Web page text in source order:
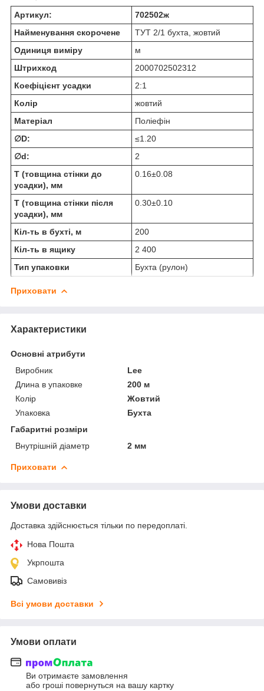
Артикул:
702502ж
Найменування скорочене
ТУТ 2/1 бухта, жовтий
Одиниця виміру
м
Штрихкод
2000702502312
Коефіцієнт усадки
2:1
Колір
жовтий
Матеріал
Поліефін
∅D:
≤1.20
∅d:
2
T (товщина стінки до
усадки), мм
0.16±0.08
T (товщина стінки після
усадки), мм
0.30±0.10
Кіл-ть в бухті, м
200
Кіл-ть в ящику
2 400
Тип упаковки
Бухта (рулон)
Приховати
Характеристики
Основні атрибути
Виробник
Lee
Длина в упаковке
200 м
Колір
Жовтий
Упаковка
Бухта
Габаритні розміри
Внутрішній діаметр
2 мм
Приховати
Умови доставки
Доставка здійснюється тільки по передоплаті.
Нова Пошта
Укрпошта
Самовивіз
Всі умови доставки
Умови оплати
Ви отримаєте замовлення
або гроші повернуться на вашу картку